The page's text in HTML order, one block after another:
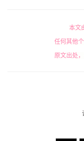
本文
任何其他
原文出处